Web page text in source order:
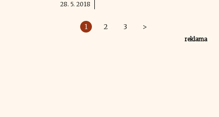
28. 5. 2018
1 2 3 >
reklama